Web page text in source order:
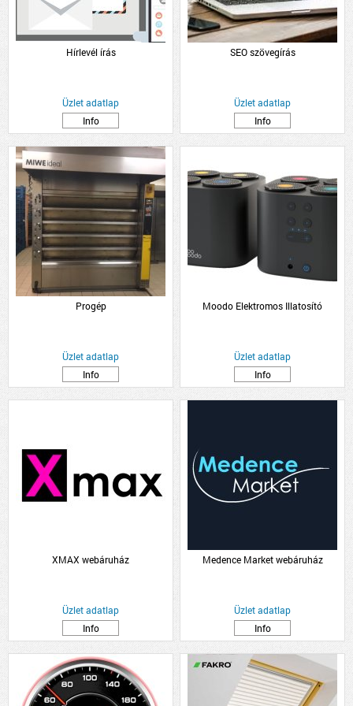
Hírlevél írás
Üzlet adatlap
Info
SEO szövegírás
Üzlet adatlap
Info
Progép
Üzlet adatlap
Info
Moodo Elektromos Illatosító
Üzlet adatlap
Info
XMAX webáruház
Üzlet adatlap
Info
Medence Market webáruház
Üzlet adatlap
Info